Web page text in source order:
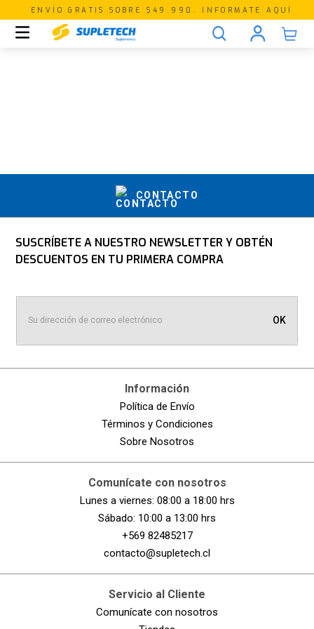
ENVÍO GRATIS SOBRE $49.990. INFORMATE AQUÍ
CONTACTO
SUSCRÍBETE A NUESTRO NEWSLETTER Y OBTÉN
DESCUENTOS EN TU PRIMERA COMPRA
OK
Información
Política de Envío
Términos y Condiciones
Sobre Nosotros
Comunícate con nosotros
Lunes a viernes: 08:00 a 18:00 hrs
Sábado: 10:00 a 13:00 hrs
+569 82485217
contacto@supletech.cl
Servicio al Cliente
Comunícate con nosotros